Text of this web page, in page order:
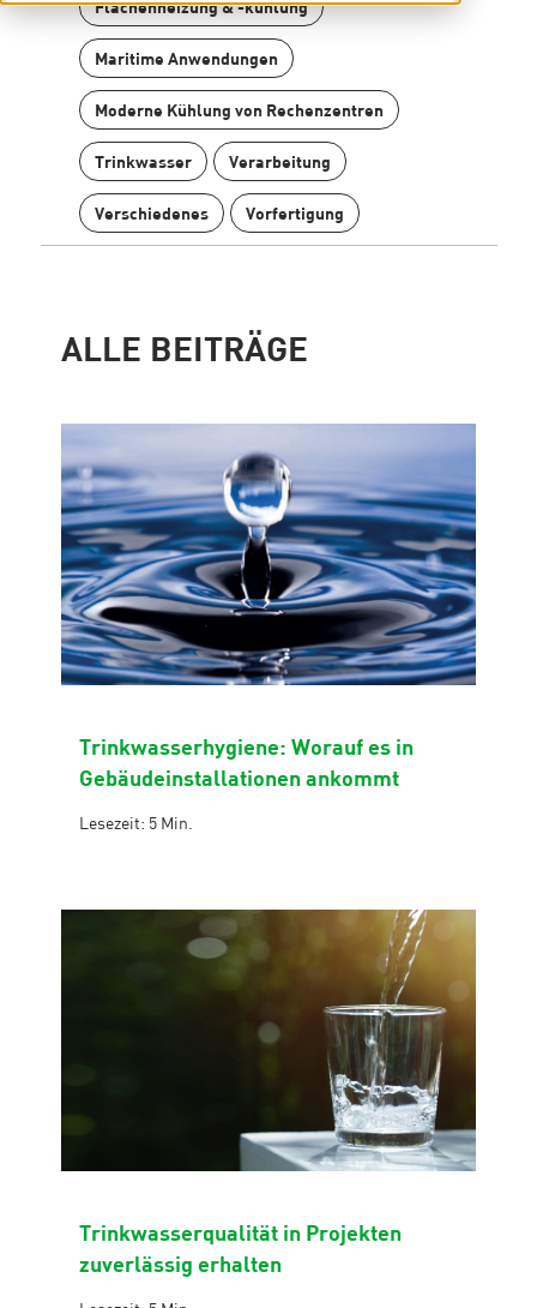
Kontakt
Internationale Partner finden
Content Hub
Planungshilfen
Karriere
Flächenheizung & -kühlung
Maritime Anwendungen
Moderne Kühlung von Rechenzentren
Trinkwasser Verarbeitung
Verschiedenes Vorfertigung
ALLE BEITRÄGE
Trinkwasserhygiene: Worauf es in
Gebäudeinstallationen ankommt
Lesezeit: 5 Min.
Trinkwasserqualität in Projekten
zuverlässig erhalten